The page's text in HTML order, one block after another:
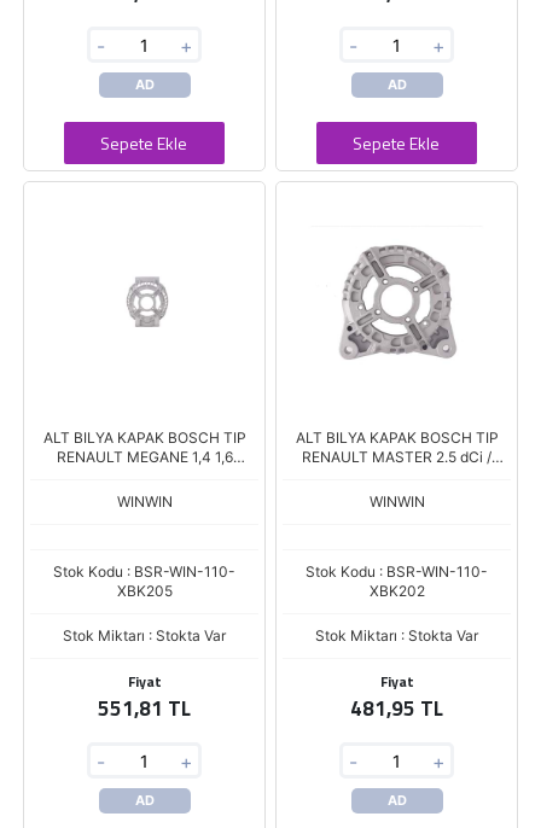
- +
AD
Sepete Ekle
- +
AD
Sepete Ekle
ALT BILYA KAPAK BOSCH TIP
RENAULT MEGANE 1,4 1,6
WINWIN
Stok Kodu : BSR-WIN-110-
XBK205
Stok Miktarı : Stokta Var
Fiyat
551,81 TL
- +
AD
ALT BILYA KAPAK BOSCH TIP
RENAULT MASTER 2.5 dCi /
WINWIN
Stok Kodu : BSR-WIN-110-
XBK202
Stok Miktarı : Stokta Var
Fiyat
481,95 TL
- +
AD